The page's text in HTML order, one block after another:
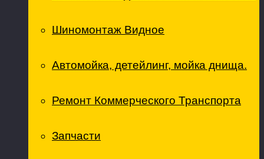
Шиномонтаж Видное
Автомойка, детейлинг, мойка днища.
Ремонт Коммерческого Транспорта
Запчасти